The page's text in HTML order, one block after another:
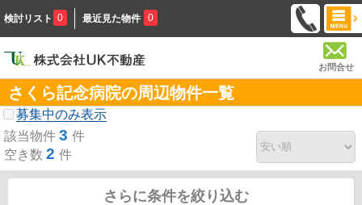
検討リスト 0 最近見た物件 0
お問合せ
さくら記念病院の周辺物件一覧
募集中のみ表示
該当物件 3 件
空き数 2 件
さらに条件を絞り込む